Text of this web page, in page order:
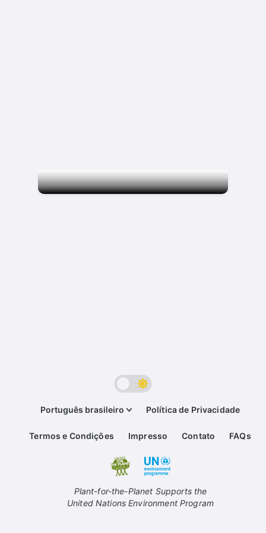
Português brasileiro Política de Privacidade
Termos e Condições Impresso Contato FAQs
Plant-for-the-Planet Supports the
United Nations Environment Program